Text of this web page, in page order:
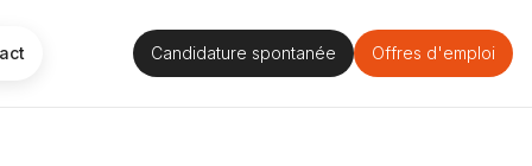
Candidature spontanée Offres d'emploi